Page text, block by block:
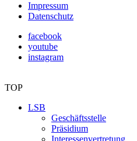
Impressum
Datenschutz
facebook
youtube
instagram
TOP
LSB
Geschäftsstelle
Präsidium
Interessenvertretung